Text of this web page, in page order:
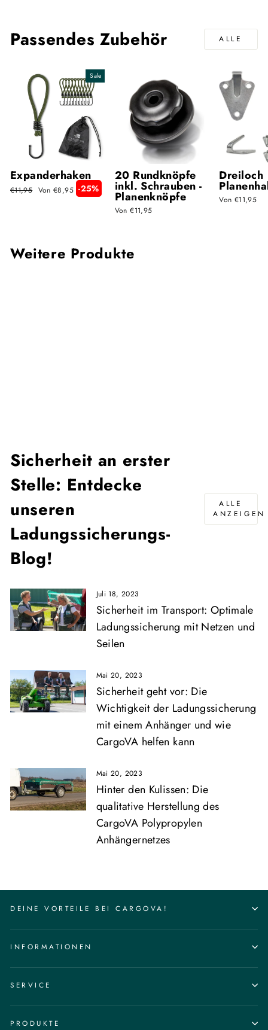
Passendes Zubehör ALLE
Sale
Expanderhaken
Normaler
€11,95 Sonderpreis
Von €8,95 -25%
20 Rundknöpfe
inkl. Schrauben -
Planenknöpfe
Von €11,95
Dreiloch
Von €11,95
Weitere Produkte
Sicherheit an erster
Stelle: Entdecke
unseren
Ladungssicherungs-
Blog!
ALLE
ANZEIGEN
Juli 18, 2023
Sicherheit im Transport: Optimale
Ladungssicherung mit Netzen und
Seilen
Mai 20, 2023
Sicherheit geht vor: Die
Wichtigkeit der Ladungssicherung
mit einem Anhänger und wie
CargoVA helfen kann
Mai 20, 2023
Hinter den Kulissen: Die
qualitative Herstellung des
CargoVA Polypropylen
Anhängernetzes
DEINE VORTEILE BEI CARGOVA!
INFORMATIONEN
SERVICE
PRODUKTE